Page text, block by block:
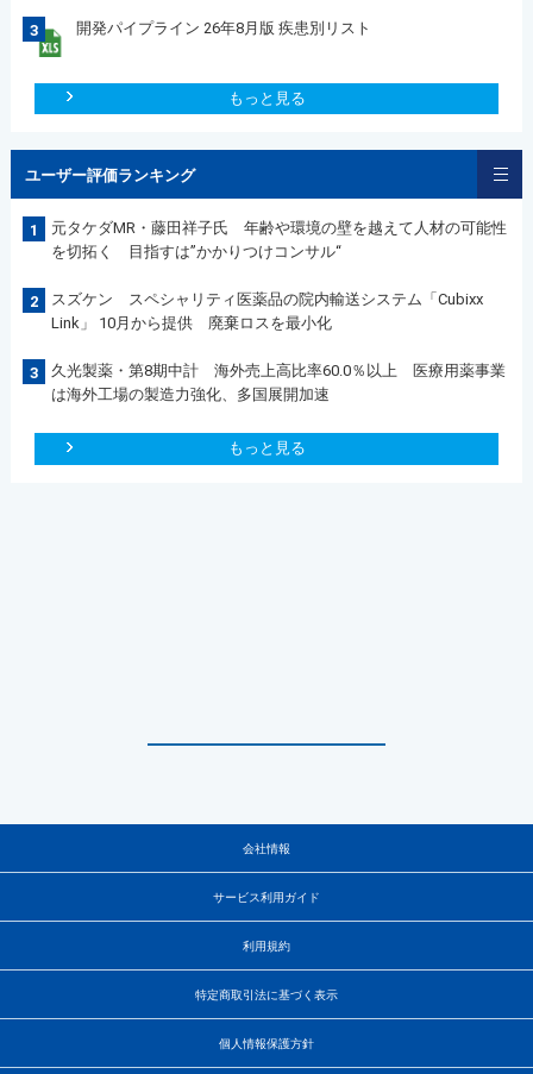
3 開発パイプライン 26年8月版 疾患別リスト
もっと見る
ユーザー評価ランキング
1
元タケダMR・藤田祥子氏 年齢や環境の壁を越えて人材の可能性
を切拓く 目指すは”かかりつけコンサル“
2
スズケン スペシャリティ医薬品の院内輸送システム「Cubixx
Link」 10月から提供 廃棄ロスを最小化
3
久光製薬・第8期中計 海外売上高比率60.0％以上 医療用薬事業
は海外工場の製造力強化、多国展開加速
もっと見る
会社情報
サービス利用ガイド
利用規約
特定商取引法に基づく表示
個人情報保護方針